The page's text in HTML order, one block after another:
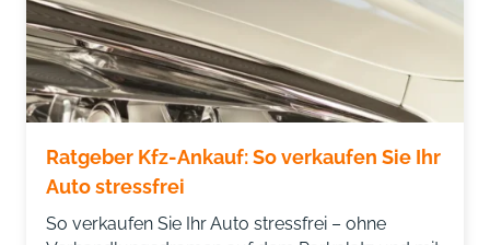
Ratgeber Kfz-Ankauf: So verkaufen Sie Ihr
Auto stressfrei
So verkaufen Sie Ihr Auto stressfrei – ohne